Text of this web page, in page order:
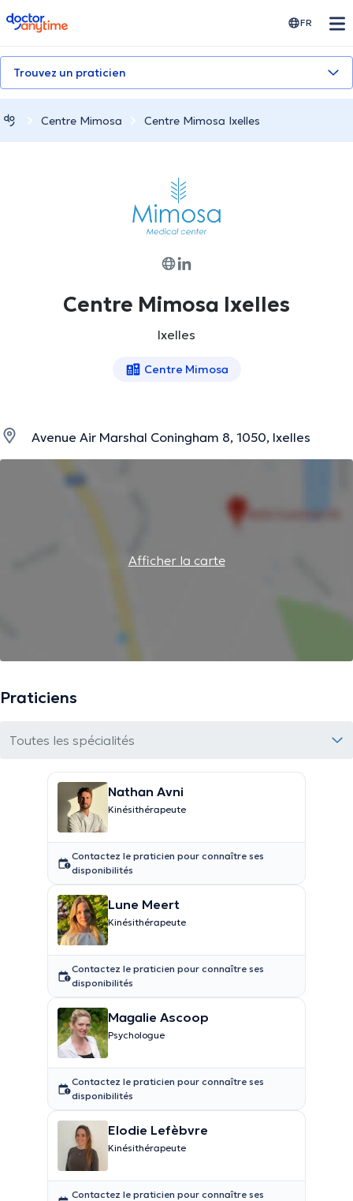
doctoranytime FR
Trouvez un praticien
Centre Mimosa Centre Mimosa Ixelles
Centre Mimosa Ixelles
Ixelles
Centre Mimosa
Avenue Air Marshal Coningham 8, 1050, Ixelles
Afficher la carte
Praticiens
Toutes les spécialités
Nathan Avni
Kinésithérapeute
Contactez le praticien pour connaître ses
disponibilités
Lune Meert
Kinésithérapeute
Contactez le praticien pour connaître ses
disponibilités
Magalie Ascoop
Psychologue
Contactez le praticien pour connaître ses
disponibilités
Elodie Lefèbvre
Kinésithérapeute
Contactez le praticien pour connaître ses